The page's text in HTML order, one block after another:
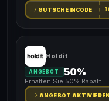
GUTSCHEINCODE
Holdit
ANGEBOT 50%
Erhalten Sie 50% Rabatt.
ANGEBOT AKTIVIEREN